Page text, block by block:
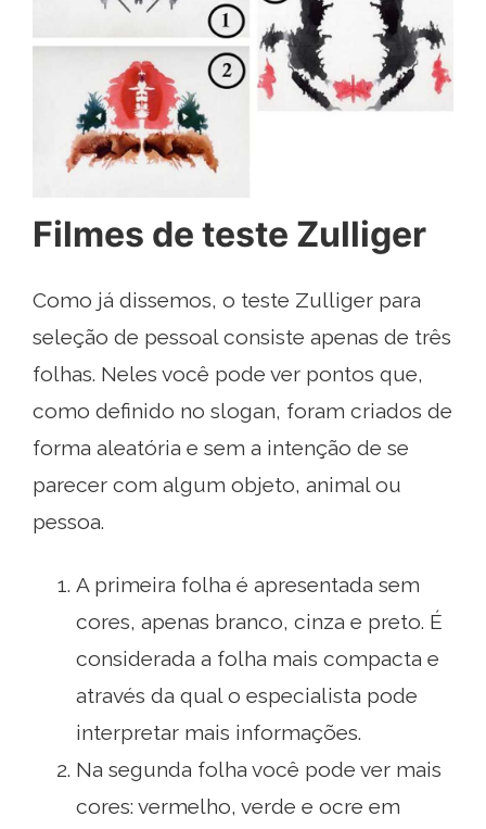
Filmes de teste Zulliger
Como já dissemos, o teste Zulliger para
seleção de pessoal consiste apenas de três
folhas. Neles você pode ver pontos que,
como definido no slogan, foram criados de
forma aleatória e sem a intenção de se
parecer com algum objeto, animal ou
pessoa.
A primeira folha é apresentada sem
cores, apenas branco, cinza e preto. É
considerada a folha mais compacta e
através da qual o especialista pode
interpretar mais informações.
Na segunda folha você pode ver mais
cores: vermelho, verde e ocre em